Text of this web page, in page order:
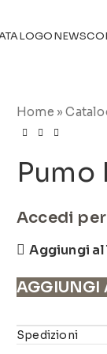
NEWS
Home »
Pumo
Accedi
Aggiungi
AGGIUNGI
Spedizioni